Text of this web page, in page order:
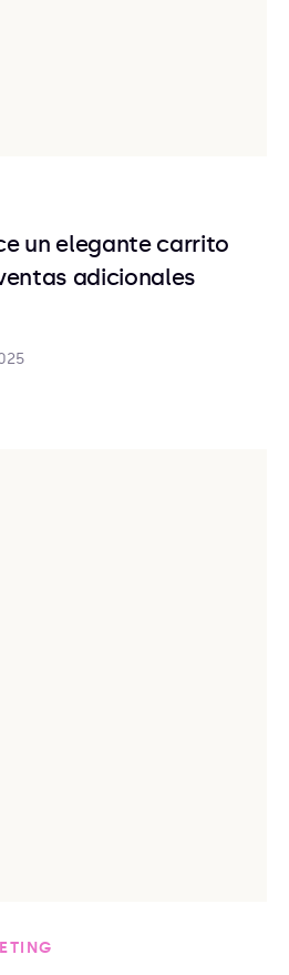
un elegante carrito
adicionales